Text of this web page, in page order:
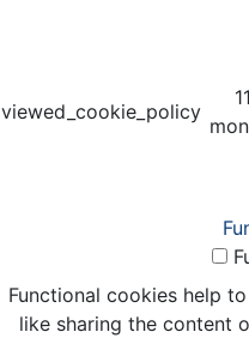
viewed_cookie_policy
11
Functional cookies help
like sharing the content